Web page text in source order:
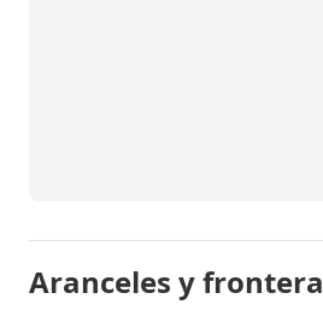
Aranceles y frontera